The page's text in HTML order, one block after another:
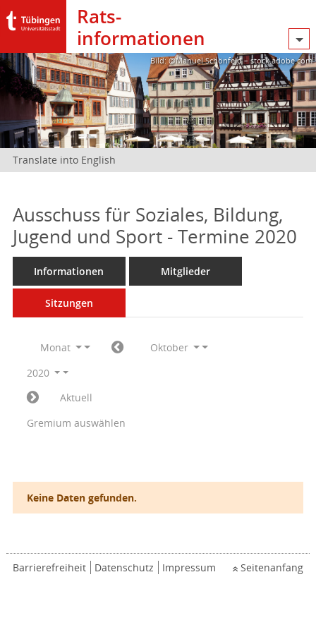
Rats­
informationen
Bild: @Manuel Schönfeld – stock.adobe.com
Translate into English
Ausschuss für Soziales, Bildung,
Jugend und Sport - Termine 2020
Informationen Mitglieder
Sitzungen
Monat
Oktober
2020
Aktuell
Gremium auswählen
Keine Daten gefunden.
Barrierefreiheit Datenschutz Impressum Seitenanfang